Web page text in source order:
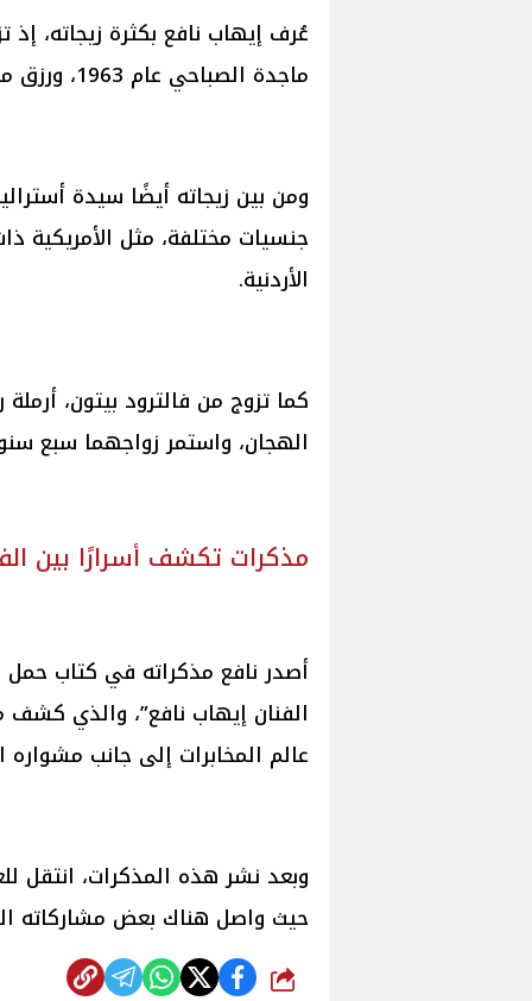
عُرف إيهاب نافع بكثرة زيجاته، إذ
ماجدة الصباحي عام 1963، ورزق منها بابنتهما غادة.
ومن بين زيجاته أيضًا سيدة
جنسيات مختلفة، مثل الأمريكية
الأردنية.
كما تزوج من فالترود بيتون،
الهجان، واستمر زواجهما سبع
مذكرات تكشف أسرارًا بين
أصدر نافع مذكراته في كتاب حمل
الفنان إيهاب نافع”، والذي كشف
عالم المخابرات إلى جانب مشواره
وبعد نشر هذه المذكرات، انتقل
حيث واصل هناك بعض مشاركاته
شارك